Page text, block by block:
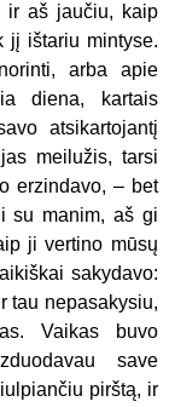
ir aš jaučiu, kaip
jį ištariu mintyse.
arba apie
diena, kartais
atsikartojantį
meilužis, tarsi
erzindavo, – bet
su manim, aš gi
ji vertino mūsų
sakydavo:
tau nepasakysiu,
Vaikas buvo
save
pirštą, ir